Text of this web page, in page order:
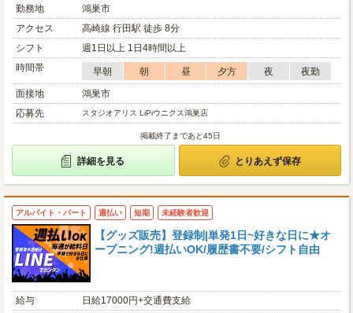
勤務地
鴻巣市
アクセス
高崎線 行田駅 徒歩 8分
シフト
週1日以上 1日4時間以上
時間帯
早朝 朝 昼 夕方 夜
夜勤
面接地
鴻巣市
応募先
スタジオアリス LiPiウニクス鴻巣店
掲載終了まであと45日
詳細を見る とりあえず保存
アルバイト・パート 週払い 短期 未経験者歓迎
【グッズ販売】登録制|単発1日~好きな日に★オ
ープニング!週払いOK/履歴書不要/シフト自由
給与
日給17000円+交通費支給